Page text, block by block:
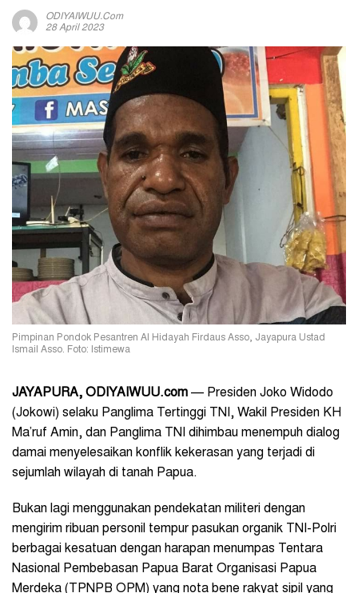
ODIYAIWUU.com
28 April 2023
Pimpinan Pondok Pesantren Al Hidayah Firdaus Asso, Jayapura Ustad
Ismail Asso. Foto: Istimewa
JAYAPURA, ODIYAIWUU.com — Presiden Joko Widodo
(Jokowi) selaku Panglima Tertinggi TNI, Wakil Presiden KH
Ma’ruf Amin, dan Panglima TNI dihimbau menempuh dialog
damai menyelesaikan konflik kekerasan yang terjadi di
sejumlah wilayah di tanah Papua.
Bukan lagi menggunakan pendekatan militeri dengan
mengirim ribuan personil tempur pasukan organik TNI-Polri
berbagai kesatuan dengan harapan menumpas Tentara
Nasional Pembebasan Papua Barat Organisasi Papua
Merdeka (TPNPB OPM) yang nota bene rakyat sipil yang